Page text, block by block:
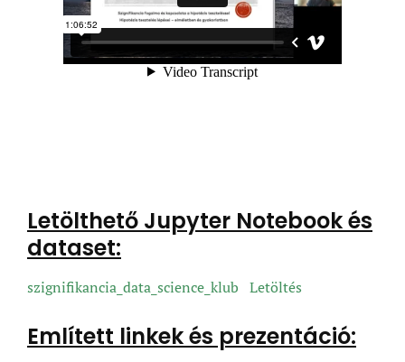
Letölthető Jupyter Notebook és
dataset:
szignifikancia_data_science_klub Letöltés
Említett linkek és prezentáció: